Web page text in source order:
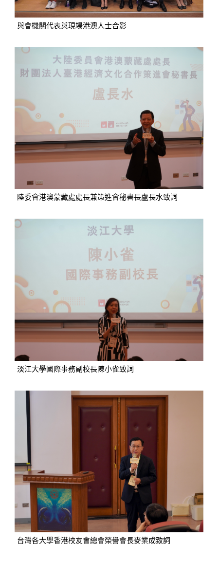
與會機關代表與現場港澳人士合影
陸委會港澳蒙藏處處長兼策進會秘書長盧長水致詞
淡江大學國際事務副校長陳小雀致詞
台灣各大學香港校友會總會榮譽會長麥業成致詞